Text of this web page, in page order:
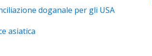
doganale per gli USA
asiatica